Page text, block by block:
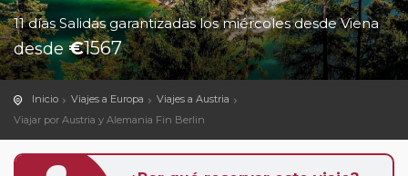
11 días Salidas garantizadas los miércoles desde Viena
desde€1567
Inicio Viajes a Europa
Viajes a Austria
Viajar por Austria y Alemania Fin Berlin